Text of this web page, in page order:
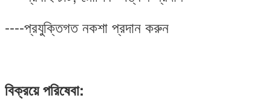
----প্রযুক্তিগত নকশা প্রদান করুন
বিক্রয়ে পরিষেবা: